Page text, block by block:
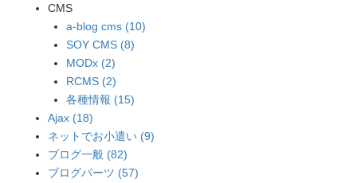
CMS
a-blog cms (10)
SOY CMS (8)
MODx (2)
RCMS (2)
各種情報 (15)
Ajax (18)
ネットでお小遣い (9)
ブログ一般 (82)
ブログパーツ (57)